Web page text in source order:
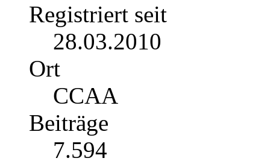
Registriert seit
28.03.2010
Ort
CCAA
Beiträge
7.594